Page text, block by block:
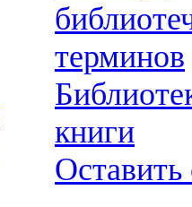
терминов
книги
Оставить